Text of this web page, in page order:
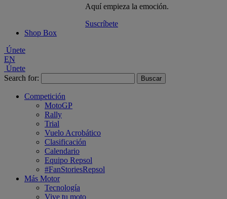
Aquí empieza la emoción.
Suscríbete
Shop Box
Únete
EN
Únete
Search for:
Competición
MotoGP
Rally
Trial
Vuelo Acrobático
Clasificación
Calendario
Equipo Repsol
#FanStoriesRepsol
Más Motor
Tecnología
Vive tu moto